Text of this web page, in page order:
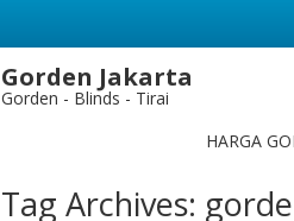
Gorden Jakarta
Gorden - Blinds - Tirai
HARGA
Tag Archives: